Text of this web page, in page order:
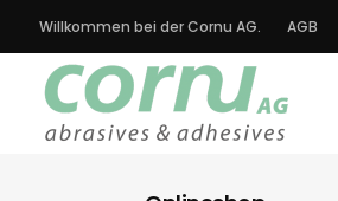
Willkommen bei der Cornu AG. AGB